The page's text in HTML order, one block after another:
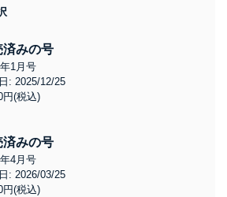
済みの号
1月号
: 2025/12/25
円(税込)
済みの号
4月号
: 2026/03/25
円(税込)